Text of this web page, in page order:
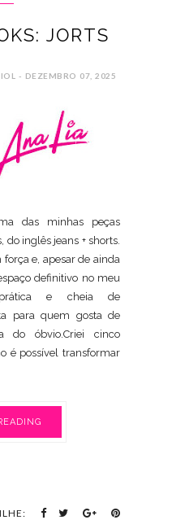
JORTS
- DEZEMBRO 07, 2025
das minhas peças
inglês jeans + shorts.
e, apesar de ainda
definitivo no meu
prática e cheia de
para quem gosta de
do óbvio.Criei cinco
é possível transformar